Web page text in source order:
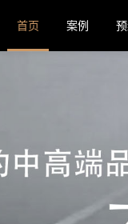
首页 案例